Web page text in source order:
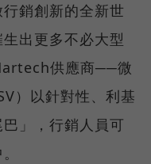
銷創新的全新世
出更多不必大型
供應商──微
）以針對性、利基
」，行銷人員可